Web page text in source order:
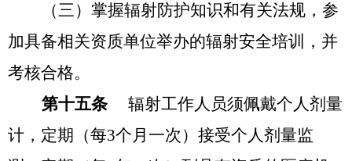
（三） 掌握辐射防护知识和有关法规，参
加具备相关资质单位举办的辐射安全培训，并
考核合格。
第十五条 辐射工作人员须佩戴个人剂量
计，定期（每3个月一次）接受个人剂量监